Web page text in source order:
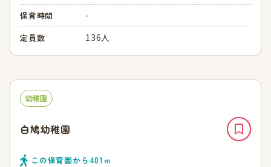
保育時間 -
定員数 136人
幼稚園
白鳩幼稚園
この保育園から 401 ｍ